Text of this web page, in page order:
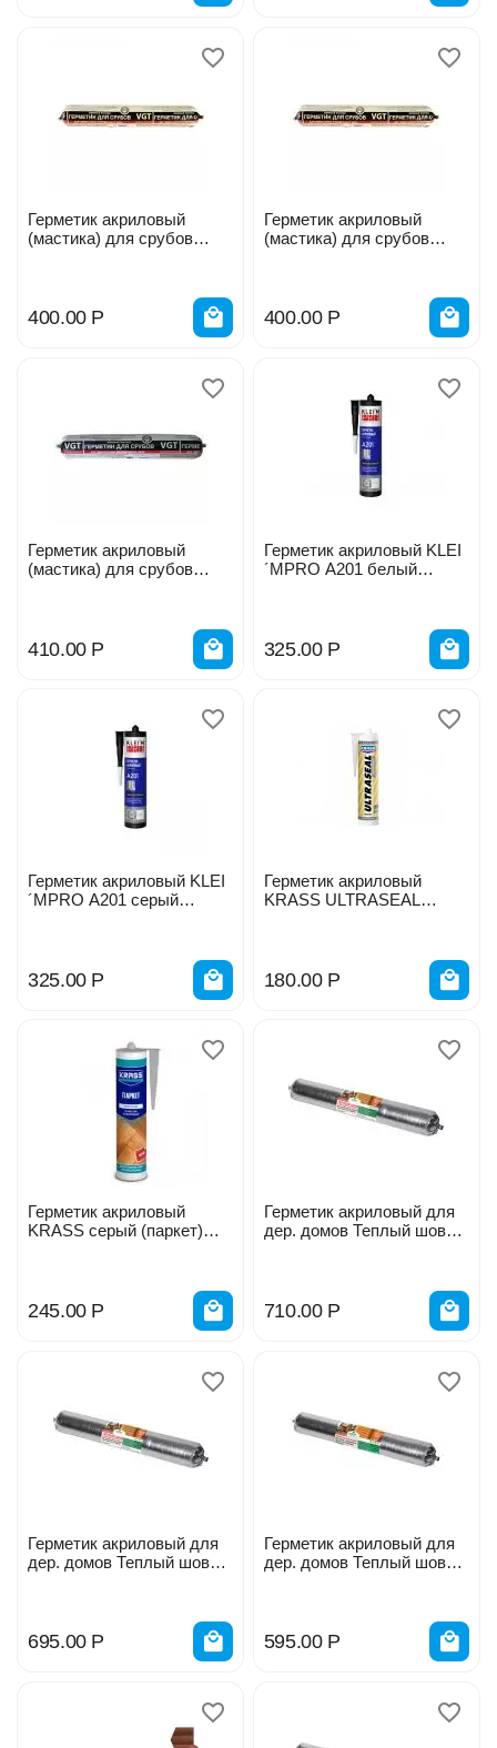
Герметик акриловый
(мастика) для срубов
400.00 Р
Герметик акриловый
(мастика) для срубов
400.00 Р
Герметик акриловый
(мастика) для срубов
410.00 Р
Герметик акриловый KLEI
´MPRO A201 белый
325.00 Р
Герметик акриловый KLEI
´MPRO A201 серый
325.00 Р
Герметик акриловый
KRASS ULTRASEAL
180.00 Р
Герметик акриловый
KRASS серый (паркет)
245.00 Р
Герметик акриловый для
дер. домов Теплый шов
710.00 Р
Герметик акриловый для
дер. домов Теплый шов
695.00 Р
Герметик акриловый для
дер. домов Теплый шов
595.00 Р